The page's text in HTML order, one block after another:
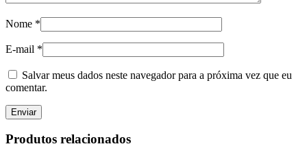
Nome *
E-mail *
Salvar meus dados neste navegador para a próxima vez que eu
comentar.
Produtos relacionados